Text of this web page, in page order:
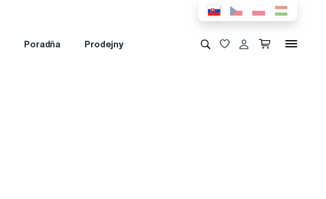
Poradňa Prodejny